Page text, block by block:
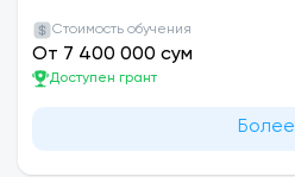
Стоимость обучения
От 7 400 000 сум
Доступен грант
Более